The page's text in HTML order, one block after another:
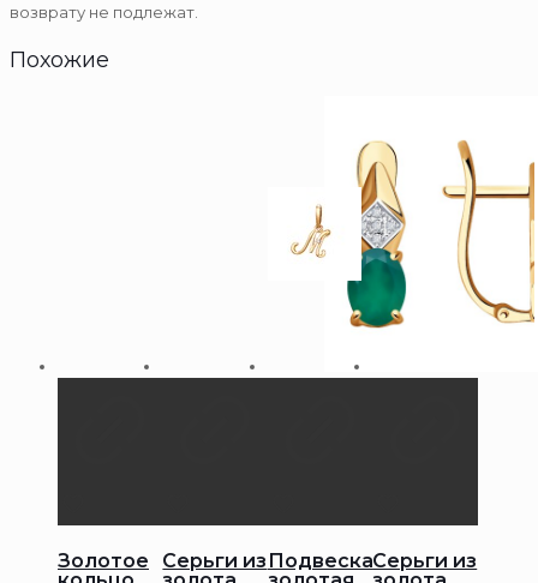
возврату не подлежат.
Похожие
Золотое
Серьги из ПодвескаСерьги из